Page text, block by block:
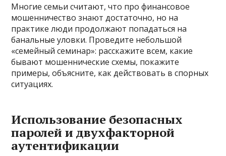
Многие семьи считают, что про финансовое
мошенничество знают достаточно, но на
практике люди продолжают попадаться на
банальные уловки. Проведите небольшой
«семейный семинар»: расскажите всем, какие
бывают мошеннические схемы, покажите
примеры, объясните, как действовать в спорных
ситуациях.
Использование безопасных
паролей и двухфакторной
аутентификации